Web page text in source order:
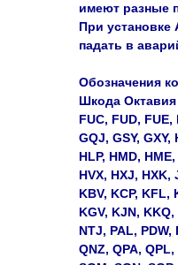
имеют разные
При
падать в
Обозначения
Шкода
FUC, FUD,
GQJ, GSY, GXY,
HLP, HMD,
HVX, HXJ, HXK,
KBV, KCP, KFL,
KGV, KJN,
NTJ, PAL, PDW,
QNZ, QPA, QPL,